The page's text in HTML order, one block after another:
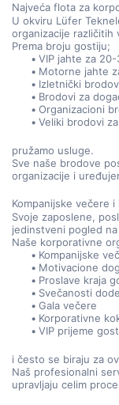
Najveća flota za
U okviru Lüfer
organizacije različitih
Prema broju gostiju;
VIP jahte za
Motorne jahte
Izletnički
Brodovi za
Organizacioni
Veliki brodovi
pružamo usluge.
Sve naše brodove
organizacije i
Kompanijske večere
Svoje zaposlene,
jedinstveni pogled
Naše korporativne
Kompanijske
Motivacione
Proslave kraja
Svečanosti
Gala večere
Korporativne
VIP prijeme
i često se biraju za
Naš profesionalni
upravljaju celim